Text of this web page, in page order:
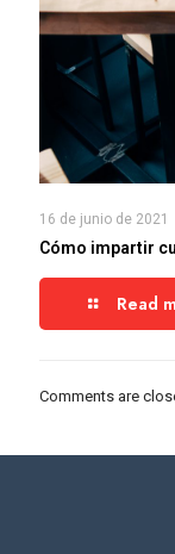
16 de junio de 2021
Cómo impartir
Read
Comments are